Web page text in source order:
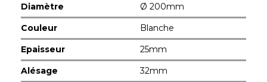
Diamètre
Ø 200mm
Couleur
Blanche
Epaisseur
25mm
Alésage
32mm